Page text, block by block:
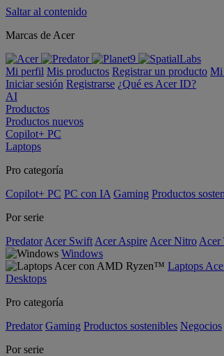
Saltar al contenido
Marcas de Acer
Mi perfil Mis productos Registrar un producto Mi
Iniciar sesión Registrarse ¿Qué es Acer ID?
AI
Productos
Productos nuevos
Copilot+ PC
Laptops
Pro categoría
Copilot+ PC PC con IA Gaming Productos
Por serie
Predator Acer Swift Acer Aspire Acer Nitro Acer
Windows
Laptops
Desktops
Pro categoría
Predator Gaming Productos sostenibles Negocios
Por serie